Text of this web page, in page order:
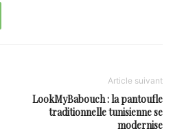
Article suivant
LookMyBabouch : la pantoufle
traditionnelle tunisienne se
modernise